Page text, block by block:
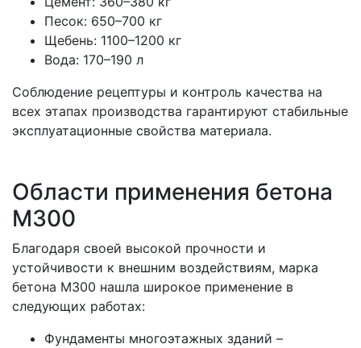
Песок: 650–700 кг
Щебень: 1100–1200 кг
Вода: 170–190 л
Соблюдение рецептуры и контроль качества на
всех этапах производства гарантируют стабильные
эксплуатационные свойства материала.
Области применения бетона
М300
Благодаря своей высокой прочности и
устойчивости к внешним воздействиям, марка
бетона М300 нашла широкое применение в
следующих работах:
Фундаменты многоэтажных зданий –